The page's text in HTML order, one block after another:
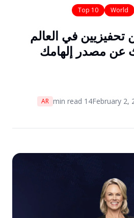
World
Top 10
تحفيزيين في العالم
ابحث عن مصدر إلهامك
February 2,
14
AR